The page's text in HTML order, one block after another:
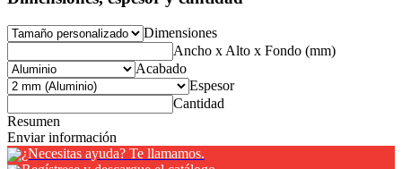
Dimensiones
Ancho x Alto x Fondo (mm)
Acabado
Espesor
Cantidad
Resumen
Enviar información
¿Necesitas ayuda? Te llamamos.